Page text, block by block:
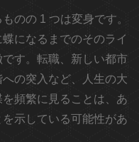
のの 1 つは変身です。
になるまでのそのライ
す。転職、新しい都市
の突入など、人生の大
頻繁に見ることは、あ
示している可能性があ